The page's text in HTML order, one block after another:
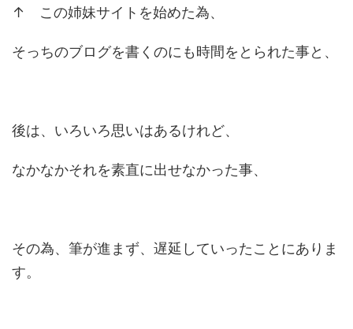
↑ この姉妹サイトを始めた為、
そっちのブログを書くのにも時間をとられた事と、
後は、いろいろ思いはあるけれど、
なかなかそれを素直に出せなかった事、
その為、筆が進まず、遅延していったことにありま
す。